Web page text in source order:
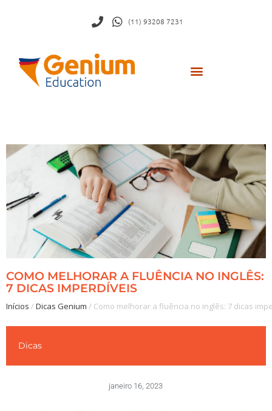
(11) 93208 7231
COMO MELHORAR A FLUÊNCIA NO INGLÊS:
7 DICAS IMPERDÍVEIS
Inícios /Dicas Genium / Como melhorar a fluência no inglês: 7 dicas
Dicas
janeiro 16, 2023